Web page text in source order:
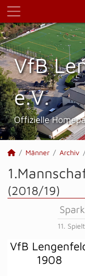
VfB
e.V.
Offizielle
Männer Archiv
(2018/19)
11.
VfB
1908